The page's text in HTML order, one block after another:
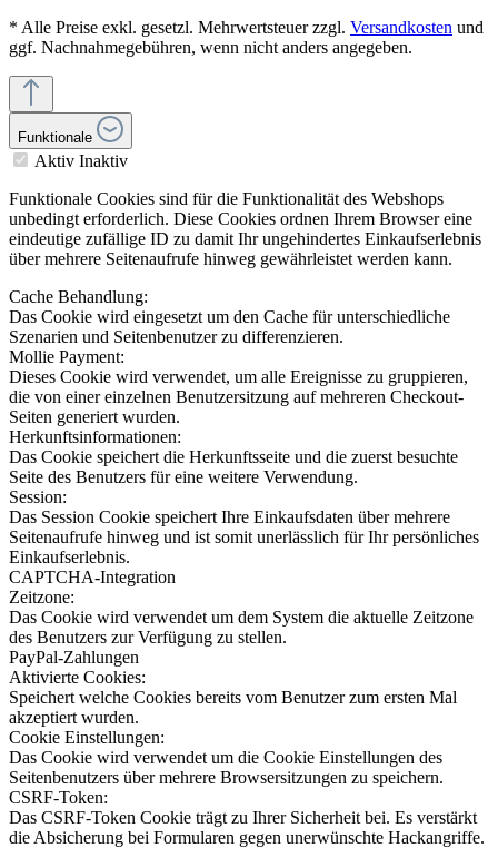
* Alle Preise exkl. gesetzl. Mehrwertsteuer zzgl. Versandkosten und
ggf. Nachnahmegebühren, wenn nicht anders angegeben.
Funktionale
Aktiv Inaktiv
Funktionale Cookies sind für die Funktionalität des Webshops
unbedingt erforderlich. Diese Cookies ordnen Ihrem Browser eine
eindeutige zufällige ID zu damit Ihr ungehindertes Einkaufserlebnis
über mehrere Seitenaufrufe hinweg gewährleistet werden kann.
Cache Behandlung:
Das Cookie wird eingesetzt um den Cache für unterschiedliche
Szenarien und Seitenbenutzer zu differenzieren.
Mollie Payment:
Dieses Cookie wird verwendet, um alle Ereignisse zu gruppieren,
die von einer einzelnen Benutzersitzung auf mehreren Checkout-
Seiten generiert wurden.
Herkunftsinformationen:
Das Cookie speichert die Herkunftsseite und die zuerst besuchte
Seite des Benutzers für eine weitere Verwendung.
Session:
Das Session Cookie speichert Ihre Einkaufsdaten über mehrere
Seitenaufrufe hinweg und ist somit unerlässlich für Ihr persönliches
Einkaufserlebnis.
CAPTCHA-Integration
Zeitzone:
Das Cookie wird verwendet um dem System die aktuelle Zeitzone
des Benutzers zur Verfügung zu stellen.
PayPal-Zahlungen
Aktivierte Cookies:
Speichert welche Cookies bereits vom Benutzer zum ersten Mal
akzeptiert wurden.
Cookie Einstellungen:
Das Cookie wird verwendet um die Cookie Einstellungen des
Seitenbenutzers über mehrere Browsersitzungen zu speichern.
CSRF-Token:
Das CSRF-Token Cookie trägt zu Ihrer Sicherheit bei. Es verstärkt
die Absicherung bei Formularen gegen unerwünschte Hackangriffe.